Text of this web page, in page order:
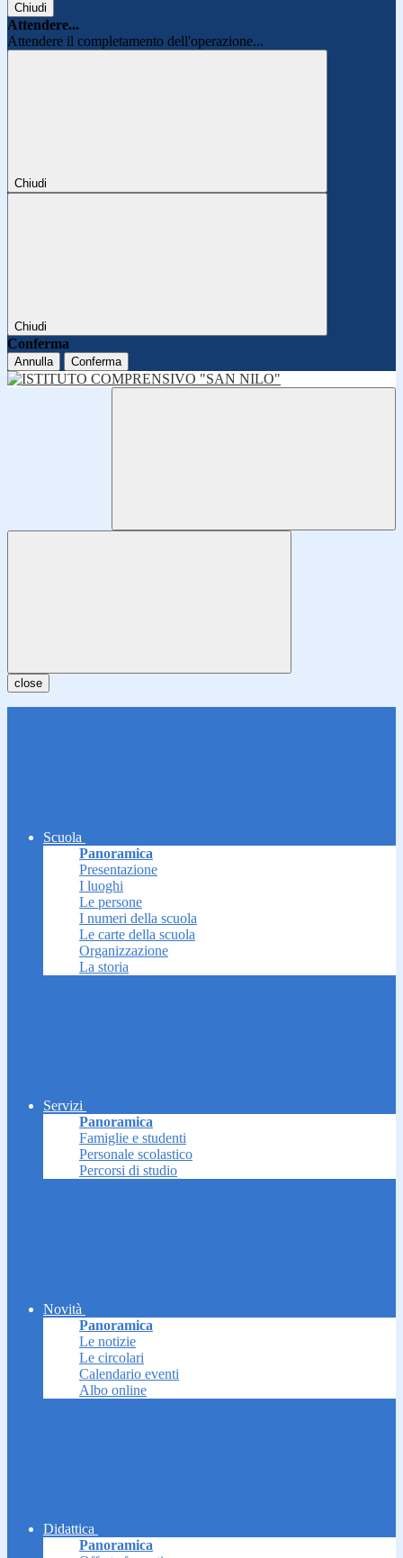
Chiudi
Attendere...
Attendere il completamento dell'operazione...
Chiudi
Chiudi
Conferma
Annulla Conferma
close
Scuola
Panoramica
Presentazione
I luoghi
Le persone
I numeri della scuola
Le carte della scuola
Organizzazione
La storia
Servizi
Panoramica
Famiglie e studenti
Personale scolastico
Percorsi di studio
Novità
Panoramica
Le notizie
Le circolari
Calendario eventi
Albo online
Didattica
Panoramica